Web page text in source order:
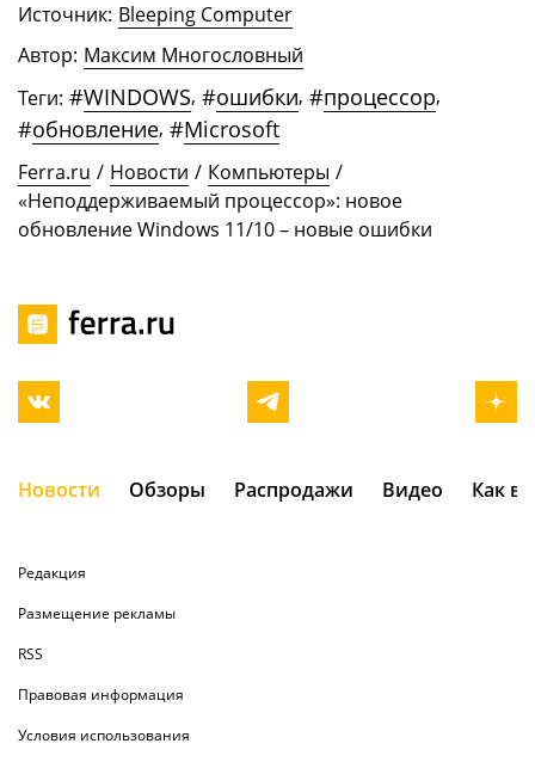
Источник: Bleeping Computer
Автор: Максим Многословный
Теги: #WINDOWS, #ошибки, #процессор,
#обновление, #Microsoft
Ferra.ru / Новости / Компьютеры /
«Неподдерживаемый процессор»: новое
обновление Windows 11/10 – новые ошибки
Новости Обзоры Распродажи Видео Как
Редакция
Размещение рекламы
RSS
Правовая информация
Условия использования